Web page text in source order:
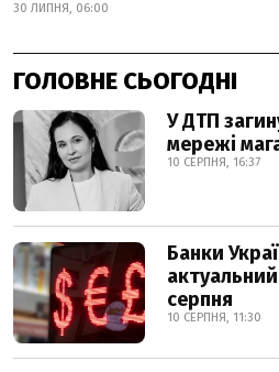
30 ЛИПНЯ, 06:00
ГОЛОВНЕ СЬОГОДНІ
У ДТП
мережі
10 СЕРПНЯ, 16:37
Банки
серпня
10 СЕРПНЯ, 11:30